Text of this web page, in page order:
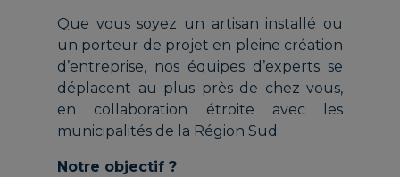
Que vous soyez un artisan installé ou
un porteur de projet en pleine création
d’entreprise, nos équipes d’experts se
déplacent au plus près de chez vous,
en collaboration étroite avec les
municipalités de la Région Sud.
Notre objectif ?